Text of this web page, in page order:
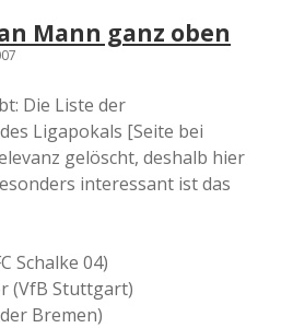
Mann ganz oben
Die Liste der
Ligapokals [Seite bei
gelöscht, deshalb hier
interessant ist das
Schalke 04)
(VfB Stuttgart)
Bremen)